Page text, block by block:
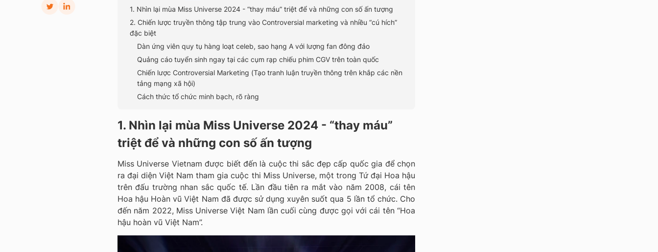
1. Nhìn lại mùa Miss Universe 2024 - “thay máu” triệt để và những con số ấn tượng
2. Chiến lược truyền thông tập trung vào Controversial marketing và nhiều “cú hích”
đặc biệt
Dàn ứng viên quy tụ hàng loạt celeb, sao hạng A với lượng fan đông đảo
Quảng cáo tuyển sinh ngay tại các cụm rạp chiếu phim CGV trên toàn quốc
Chiến lược Controversial Marketing (Tạo tranh luận truyền thông trên khắp các nền
tảng mạng xã hội)
Cách thức tổ chức minh bạch, rõ ràng
1. Nhìn lại mùa Miss Universe 2024 - “thay máu”
triệt để và những con số ấn tượng
Miss Universe Vietnam được biết đến là cuộc thi sắc đẹp cấp quốc gia để chọn
ra đại diện Việt Nam tham gia cuộc thi Miss Universe, một trong Tứ đại Hoa hậu
trên đấu trường nhan sắc quốc tế. Lần đầu tiên ra mắt vào năm 2008, cái tên
Hoa hậu Hoàn vũ Việt Nam đã được sử dụng xuyên suốt qua 5 lần tổ chức. Cho
đến năm 2022, Miss Universe Việt Nam lần cuối cùng được gọi với cái tên “Hoa
hậu hoàn vũ Việt Nam”.